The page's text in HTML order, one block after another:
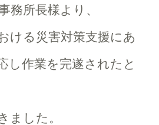
務所長様より、
ける災害対策支援にあ
し作業を完遂されたと
ました。